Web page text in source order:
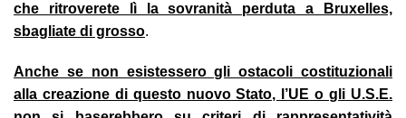
che ritroverete lì la sovranità perduta a Bruxelles,
sbagliate di grosso.
Anche se non esistessero gli ostacoli costituzionali
alla creazione di questo nuovo Stato, l’UE o gli U.S.E.